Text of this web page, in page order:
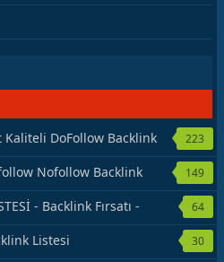
Kaliteli DoFollow Backlink
223
Nofollow Backlink
149
- Backlink Fırsatı -
64
Listesi 30